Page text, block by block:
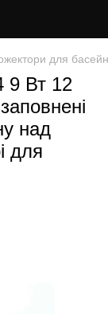
для
9 Вт 12
над
для